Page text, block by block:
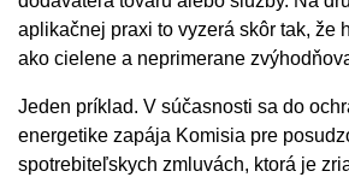
aplikačnej praxi to vyzerá skôr tak, že
ako cielene a neprimerane
Jeden príklad. V súčasnosti sa do
energetike zapája Komisia pre
spotrebiteľskych zmluvách, ktorá je